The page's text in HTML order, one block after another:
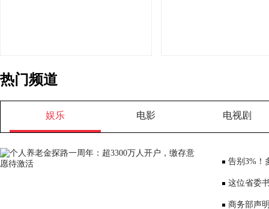
热门频道
娱乐 电影 电视剧
告别3%！
将少3000元
这位省委
部、10位女
商务部声